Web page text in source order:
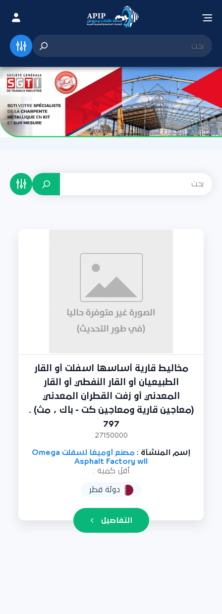
مخاليط قارية أساسها اسفلت أو القار
الطبيعيان أو القار النفطي أو القار
المعدني أو زفت القطران المعدني
(معاجين قارية ومعاجين كت - باك ، مث) .
797
27150000
إسم المنشأة :
مصنع أوميغا لسفلت Omega
Asphalt Factory wll
أقل كمية :
دولة قطر
التفاصيل